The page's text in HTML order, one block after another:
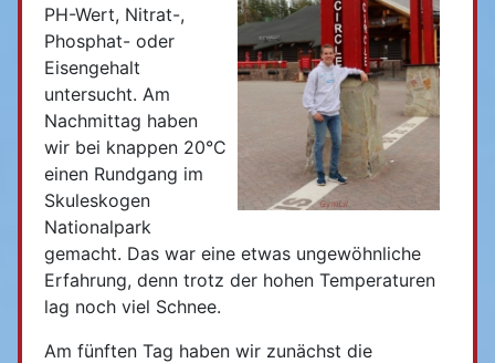
PH-Wert, Nitrat-,
Phosphat- oder
Eisengehalt
untersucht. Am
Nachmittag haben
wir bei knappen 20°C
einen Rundgang im
Skuleskogen
Nationalpark
gemacht. Das war eine etwas ungewöhnliche
Erfahrung, denn trotz der hohen Temperaturen
lag noch viel Schnee.
Am fünften Tag haben wir zunächst die